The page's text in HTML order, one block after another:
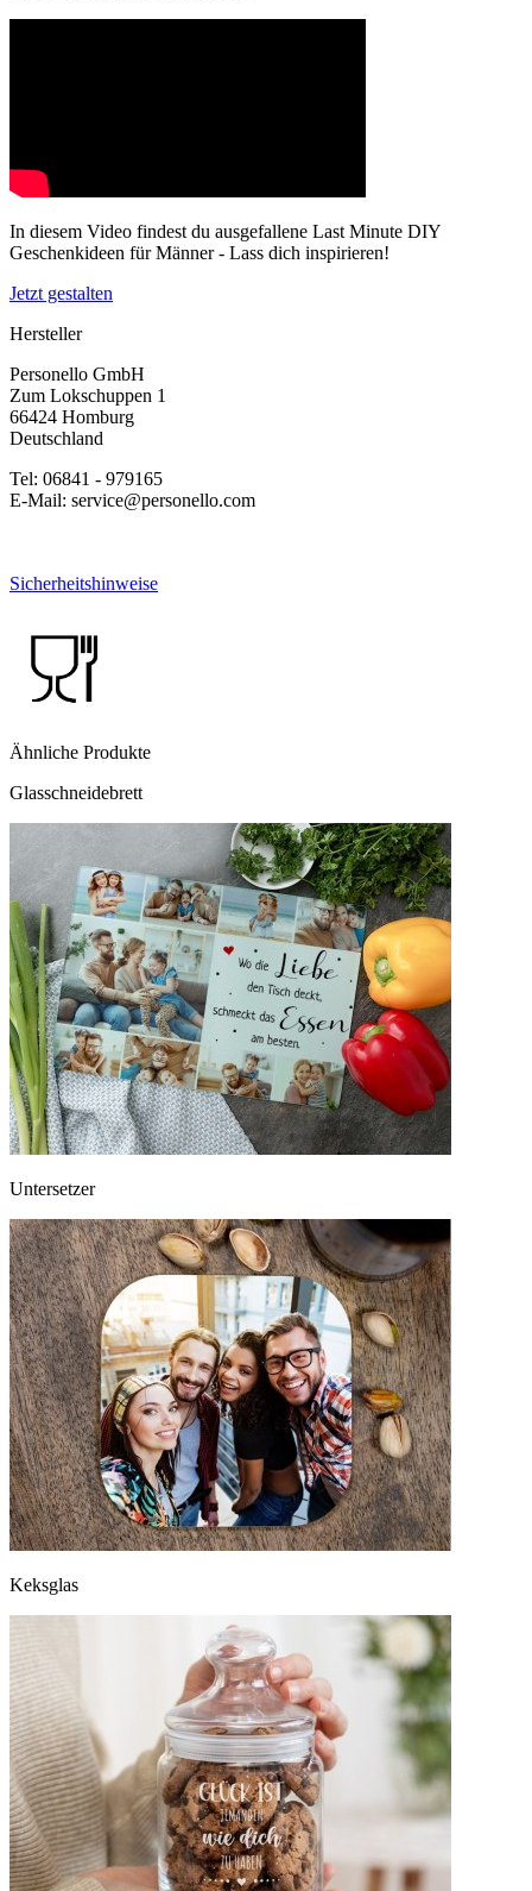
In diesem Video findest du ausgefallene Last Minute DIY
Geschenkideen für Männer - Lass dich inspirieren!
Jetzt gestalten
Hersteller
Personello GmbH
Zum Lokschuppen 1
66424 Homburg
Deutschland
Tel: 06841 - 979165
E-Mail: service@personello.com
Sicherheitshinweise
Ähnliche Produkte
Glasschneidebrett
Untersetzer
Keksglas